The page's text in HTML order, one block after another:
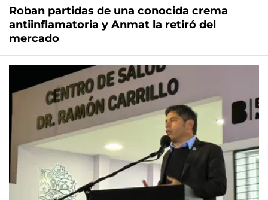
Roban partidas de una conocida crema
antiinflamatoria y Anmat la retiró del
mercado